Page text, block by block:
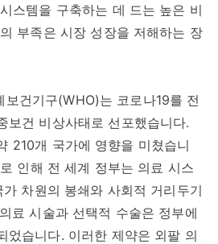
스템을 구축하는 데 드는 높은 비
부족은 시장 성장을 저해하는 장
건기구(WHO)는 코로나19를 전
보건 비상사태로 선포했습니다.
210개 국가에 영향을 미쳤습니
인해 전 세계 정부는 의료 시스
차원의 봉쇄와 사회적 거리두기
료 시술과 선택적 수술은 정부에
었습니다. 이러한 제약은 외팔 의